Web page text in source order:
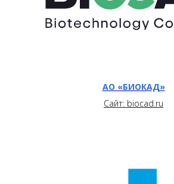
АО «БИОКАД»
Сайт: biocad.ru